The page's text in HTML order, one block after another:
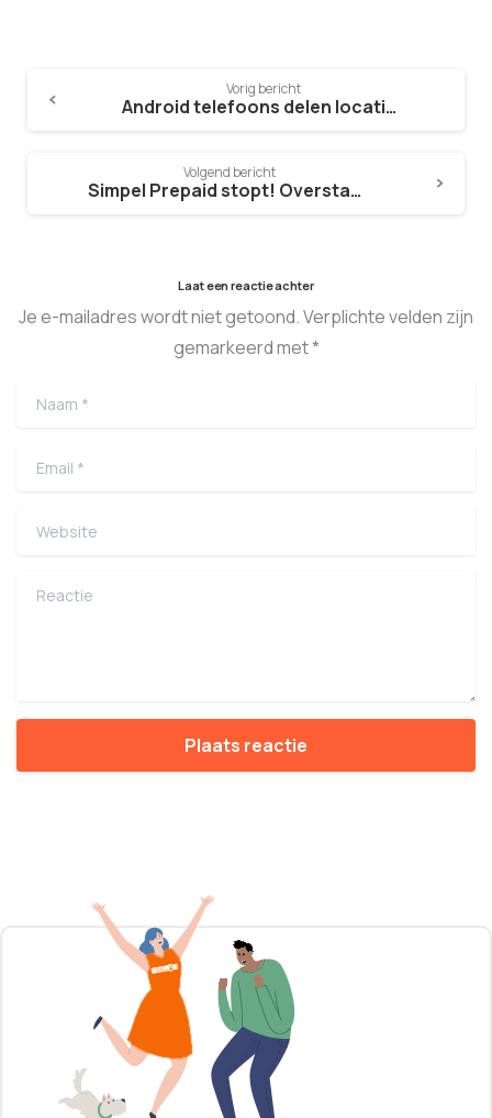
Vorig bericht
Android telefoons delen locatie met 112 meldkamer
Volgend bericht
Simpel Prepaid stopt! Overstappen?
Laat een reactie achter
Je e-mailadres wordt niet getoond. Verplichte velden zijn
gemarkeerd met *
Naam
Email
Website
Reactie